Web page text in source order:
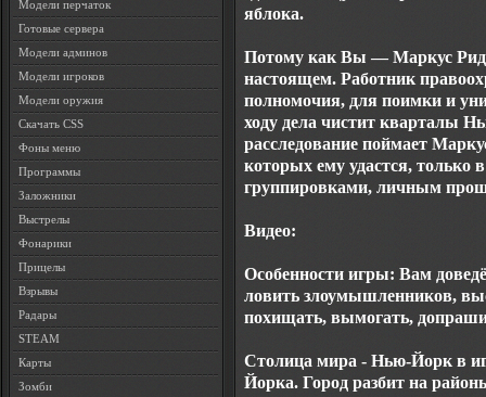
Модели перчаток
Готовые сервера
Модели админов
Модели игроков
Модели оружия
Скачать CSS
Фоны меню
Программы
Заложники
Выстрелы
Фонарики
Прицелы
Взрывы
Радары
STEAM
Карты
Зомби
яблока.
Потому как Вы — Маркус
настоящем. Работник
полномочия, для поимки и
ходу дела чистит кварталы
расследование поймает
которых ему удастся, только
группировками, личным
Видео:
Особенности игры: Вам
ловить злоумышленников,
похищать, вымогать,
Столица мира - Нью-Йорк в
Йорка. Город разбит на